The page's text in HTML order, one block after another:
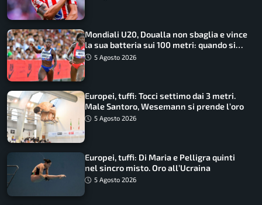
Mondiali U20, Doualla non sbaglia e vince
la sua batteria sui 100 metri: quando si
disputano le finali
5 Agosto 2026
Europei, tuffi: Tocci settimo dai 3 metri.
Male Santoro, Wesemann si prende l’oro
5 Agosto 2026
Europei, tuffi: Di Maria e Pelligra quinti
nel sincro misto. Oro all’Ucraina
5 Agosto 2026